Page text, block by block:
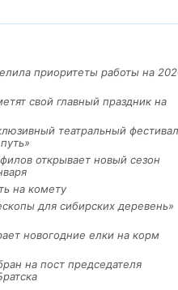
приоритеты работы на
свой главный праздник на
театральный
открывает новый сезон
на комету
для сибирских деревень»
новогодние елки на корм
на пост председателя
Льготный заём в 9
рублей получит
из Иркутской области
3 фото